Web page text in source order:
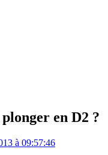
en D2 ?
à 09:57:46